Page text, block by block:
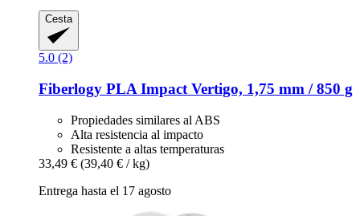
Cesta
5.0 (2)
Fiberlogy PLA Impact Vertigo, 1,75 mm / 850 g
Propiedades similares al ABS
Alta resistencia al impacto
Resistente a altas temperaturas
33,49 € (39,40 € / kg)
Entrega hasta el 17 agosto